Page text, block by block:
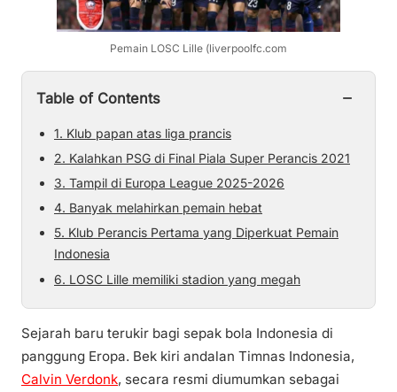
Pemain LOSC Lille (liverpoolfc.com
Table of Contents −
1. Klub papan atas liga prancis
2. Kalahkan PSG di Final Piala Super Perancis 2021
3. Tampil di Europa League 2025-2026
4. Banyak melahirkan pemain hebat
5. Klub Perancis Pertama yang Diperkuat Pemain
Indonesia
6. LOSC Lille memiliki stadion yang megah
Sejarah baru terukir bagi sepak bola Indonesia di
panggung Eropa. Bek kiri andalan Timnas Indonesia,
Calvin Verdonk, secara resmi diumumkan sebagai